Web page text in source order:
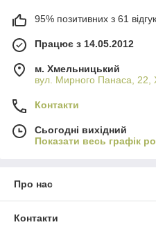
95% позитивних з 61
Працює з 14.05.2012
м. Хмельницький
вул. Мирного Панаса, 22,
Контакти
Сьогодні вихідний
Показати весь графік
Про нас
Контакти